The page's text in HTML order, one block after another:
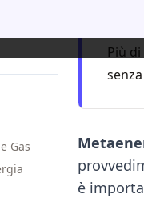
Gas
Più
è